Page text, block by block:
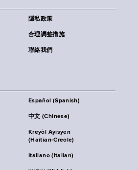
隱私政策
合理調整措施
聯絡我們
Español (Spanish)
中文 (Chinese)
Kreyòl Ayisyen
(Haitian-Creole)
Italiano (Italian)